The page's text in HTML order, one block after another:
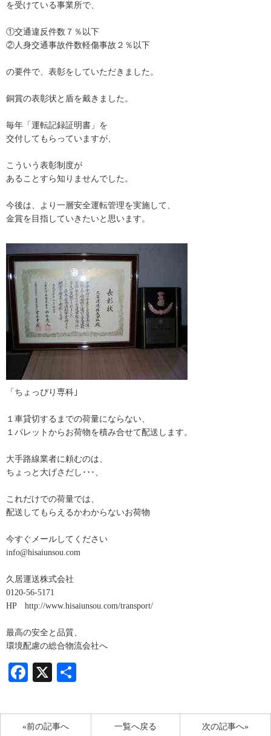
を受けている事業所で、
①交通違反件数７％以下
②人身交通事故件数軽傷事故２％以下
の要件で、表彰をしていただきました。
銅賞の表彰状と盾を戴きました。
毎年「運転記録証明書」を
交付してもらっていますが、
こういう表彰制度が
あることすら知りませんでした。
今後は、より一層安全運転管理を実施して、
金賞を目指していきたいと思います。
「ちょっぴり専科｣
１車貸切するまでの荷量にならない、
１パレットからお荷物を積み合せて配送します。
大手路線業者に頼むのは、
ちょっと大げさだし･･･、
これだけでの荷量では、
配送してもらえるかわからないお荷物
今すぐメールしてください
info@hisaiunsou.com
久居運送株式会社
0120-56-5171
HP http://www.hisaiunsou.com/transport/
最高の安全と品質、
環境配慮の総合物流会社へ
Facebook
X
«前の記事へ 次の記事へ»
一覧へ戻る